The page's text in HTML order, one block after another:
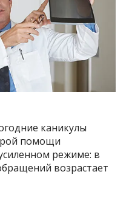
каникулы
помощи
режиме: в
возрастает